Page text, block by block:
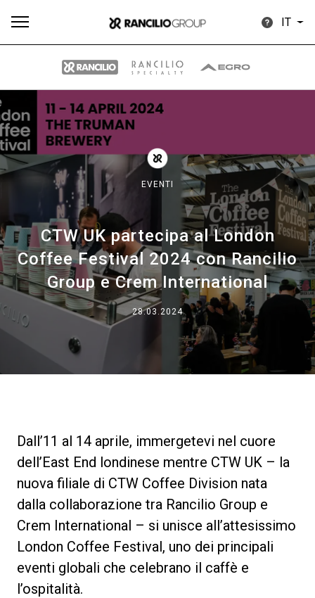
IT
EVENTI
CTW UK partecipa al London
Coffee Festival 2024 con Rancilio
Group e Crem International
28.03.2024
Dall’11 al 14 aprile, immergetevi nel cuore
dell’East End londinese mentre CTW UK – la
nuova filiale di CTW Coffee Division nata
dalla collaborazione tra Rancilio Group e
Crem International – si unisce all’attesissimo
London Coffee Festival, uno dei principali
eventi globali che celebrano il caffè e
l’ospitalità.
Tutti Prodotti
Brand
Il gruppo
I nostri Lab
Sostenibilità
Connect
Contattaci